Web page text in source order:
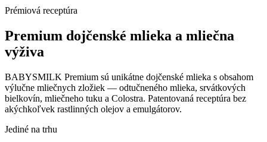
Prémiová receptúra
Premium dojčenské mlieka a mliečna
výživa
BABYSMILK Premium sú unikátne dojčenské mlieka s obsahom
výlučne mliečnych zložiek — odtučneného mlieka, srvátkových
bielkovín, mliečneho tuku a Colostra. Patentovaná receptúra bez
akýchkoľvek rastlinných olejov a emulgátorov.
Jediné na trhu